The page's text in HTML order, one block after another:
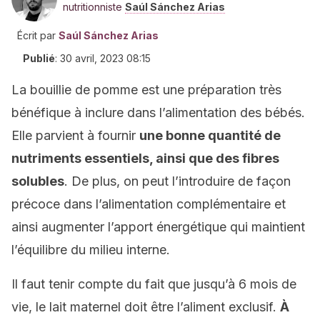
nutritionniste Saúl Sánchez Arias
Écrit par Saúl Sánchez Arias
Publié: 30 avril, 2023 08:15
La bouillie de pomme est une préparation très
bénéfique à inclure dans l’alimentation des bébés.
Elle parvient à fournir une bonne quantité de
nutriments essentiels, ainsi que des fibres
solubles. De plus, on peut l’introduire de façon
précoce dans l’alimentation complémentaire et
ainsi augmenter l’apport énergétique qui maintient
l’équilibre du milieu interne.
Il faut tenir compte du fait que jusqu’à 6 mois de
vie, le lait maternel doit être l’aliment exclusif. À